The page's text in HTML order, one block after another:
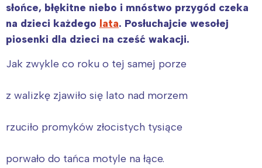
słońce, błękitne niebo i mnóstwo przygód czeka
na dzieci każdego lata. Posłuchajcie wesołej
piosenki dla dzieci na cześć wakacji.
Jak zwykle co roku o tej samej porze
z walizkę zjawiło się lato nad morzem
rzuciło promyków złocistych tysiące
porwało do tańca motyle na łące.